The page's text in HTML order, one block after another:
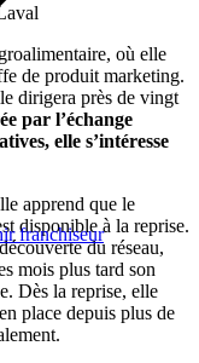
franchiseur
où elle
de produit marketing.
dirigera près de vingt
par l’échange
elle s’intéresse
apprend que le
disponible à la reprise.
du réseau,
mois plus tard son
Dès la reprise, elle
place depuis plus de